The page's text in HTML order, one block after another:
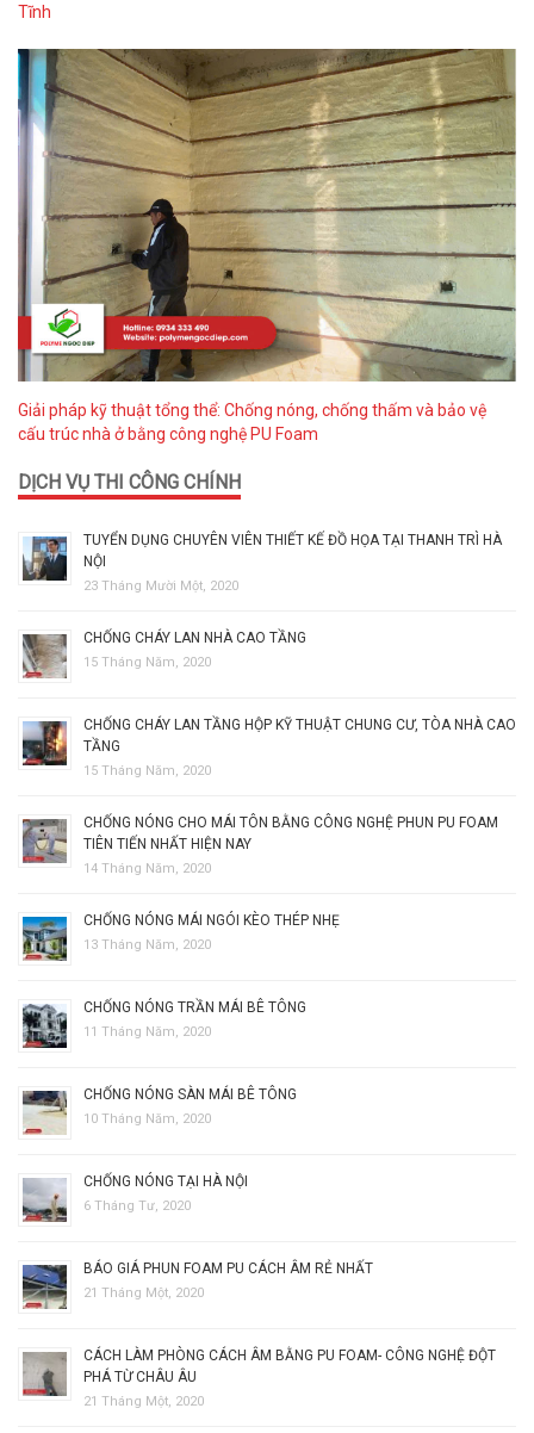
Tĩnh
Giải pháp kỹ thuật tổng thể: Chống nóng, chống thấm và bảo vệ
cấu trúc nhà ở bằng công nghệ PU Foam
DỊCH VỤ THI CÔNG CHÍNH
TUYỂN DỤNG CHUYÊN VIÊN THIẾT KẾ ĐỒ HỌA TẠI THANH TRÌ HÀ
NỘI
23 Tháng Mười Một, 2020
CHỐNG CHÁY LAN NHÀ CAO TẦNG
15 Tháng Năm, 2020
CHỐNG CHÁY LAN TẦNG HỘP KỸ THUẬT CHUNG CƯ, TÒA NHÀ CAO
TẦNG
15 Tháng Năm, 2020
CHỐNG NÓNG CHO MÁI TÔN BẰNG CÔNG NGHỆ PHUN PU FOAM
TIÊN TIẾN NHẤT HIỆN NAY
14 Tháng Năm, 2020
CHỐNG NÓNG MÁI NGÓI KÈO THÉP NHẸ
13 Tháng Năm, 2020
CHỐNG NÓNG TRẦN MÁI BÊ TÔNG
11 Tháng Năm, 2020
CHỐNG NÓNG SÀN MÁI BÊ TÔNG
10 Tháng Năm, 2020
CHỐNG NÓNG TẠI HÀ NỘI
6 Tháng Tư, 2020
BÁO GIÁ PHUN FOAM PU CÁCH ÂM RẺ NHẤT
21 Tháng Một, 2020
CÁCH LÀM PHÒNG CÁCH ÂM BẰNG PU FOAM- CÔNG NGHỆ ĐỘT
PHÁ TỪ CHÂU ÂU
21 Tháng Một, 2020